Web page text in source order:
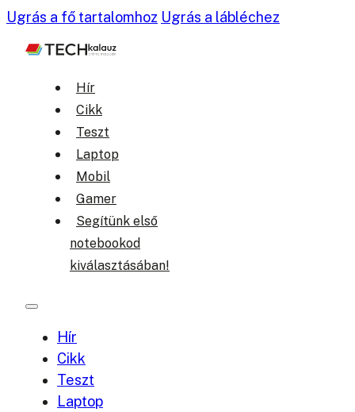
Ugrás a fő tartalomhoz Ugrás a lábléchez
Hír
Cikk
Teszt
Laptop
Mobil
Gamer
Segítünk első
notebookod
kiválasztásában!
Hír
Cikk
Teszt
Laptop